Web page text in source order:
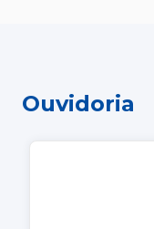
Ouvidoria